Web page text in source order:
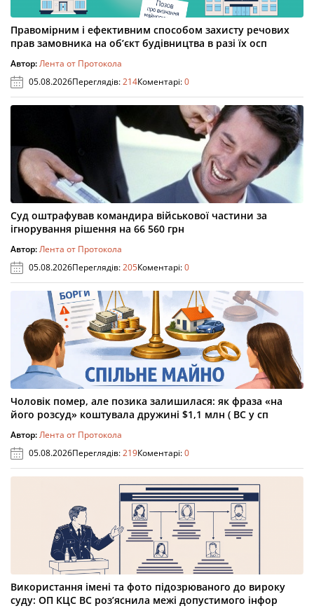
Правомірним і ефективним способом захисту речових
прав замовника на об’єкт будівництва в разі їх осп
Автор:Лента от Протокола
05.08.2026Переглядів:214Коментарі:0
Суд оштрафував командира військової частини за
ігнорування рішення на 66 560 грн
Автор:Лента от Протокола
05.08.2026Переглядів:205Коментарі:0
Чоловік помер, але позика залишилася: як фраза «на
його розсуд» коштувала дружині $1,1 млн ( ВС у сп
Автор:Лента от Протокола
05.08.2026Переглядів:219Коментарі:0
Використання імені та фото підозрюваного до вироку
суду: ОП КЦС ВС роз’яснила межі допустимого інфор